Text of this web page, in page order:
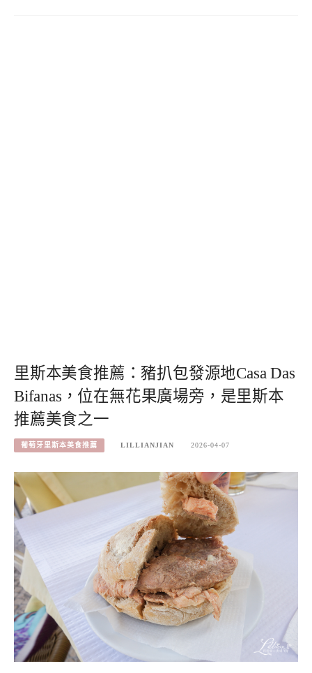
里斯本美食推薦：豬扒包發源地Casa Das
Bifanas，位在無花果廣場旁，是里斯本
推薦美食之一
葡萄牙里斯本美食推薦 LILLIANJIAN 2026-04-07